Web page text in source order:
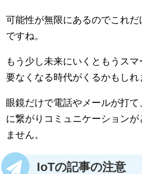
可能性が無限にあるのでこれ
ですね。
もう少し未来にいくともうス
要なくなる時代がくるかもしれ
眼鏡だけで電話やメールが打
に繋がりコミュニケーション
ません。
IoTの記事の注意